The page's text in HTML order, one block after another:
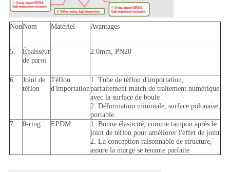
NonNom Matériel Avantages
5.
Épaisseur
de paroi
2.0mm, PN20
6.
Joint de
téflon
Téflon
d'importation
1. Tube de téflon d'importation,
parfaitement match de traitement numérique
avec la surface de boule
2. Déformation minimale, surface polonaise,
portable
7
0-ring EPDM
1. Bonne élasticité, comme tampon après le
joint de téflon pour améliorer l'effet de joint
2. La conception raisonnable de structure,
assure la marge se tenante parfaite